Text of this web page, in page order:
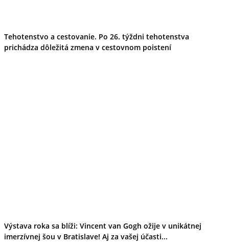
Tehotenstvo a cestovanie. Po 26. týždni tehotenstva
prichádza dôležitá zmena v cestovnom poistení
Výstava roka sa blíži: Vincent van Gogh ožije v unikátnej
imerzívnej šou v Bratislave! Aj za vašej účasti...